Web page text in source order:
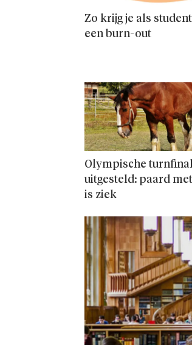
Zo krijg je als
een burn-out
Olympische
uitgesteld: paard
is ziek